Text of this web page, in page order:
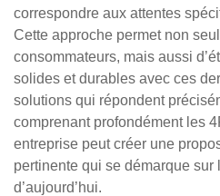
correspondre aux attentes
Cette approche permet non
consommateurs, mais aussi
solides et durables avec ces
solutions qui répondent
comprenant profondément les
entreprise peut créer une
pertinente qui se démarque sur
d’aujourd’hui.